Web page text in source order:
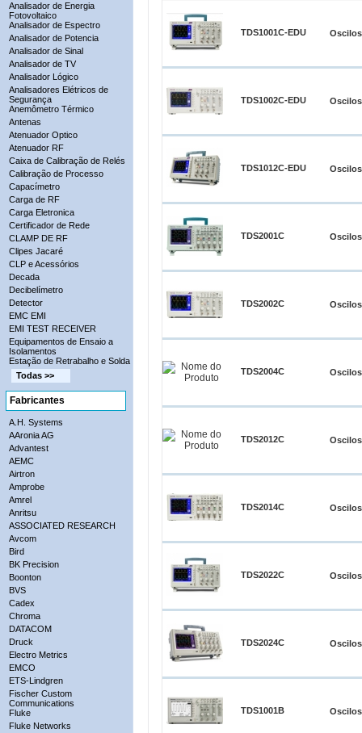
Analisador de Energia
Fotovoltaico
Analisador de Espectro
Analisador de Potencia
Analisador de Sinal
Analisador de TV
Analisador Lógico
Analisadores Elétricos de
Segurança
Anemômetro Térmico
Antenas
Atenuador Optico
Atenuador RF
Caixa de Calibração de Relés
Calibração de Processo
Capacímetro
Carga de RF
Carga Eletronica
Certificador de Rede
CLAMP DE RF
Clipes Jacaré
CLP e Acessórios
Decada
Decibelímetro
Detector
EMC EMI
EMI TEST RECEIVER
Equipamentos de Ensaio a
Isolamentos
Estação de Retrabalho e Solda
Todas >>
Fabricantes
A.H. Systems
AAronia AG
Advantest
AEMC
Airtron
Amprobe
Amrel
Anritsu
ASSOCIATED RESEARCH
Avcom
Bird
BK Precision
Boonton
BVS
Cadex
Chroma
DATACOM
Druck
Electro Metrics
EMCO
ETS-Lindgren
Fischer Custom
Communications
Fluke
Fluke Networks
TDS1001C-EDU
TDS1002C-EDU
TDS1012C-EDU
TDS2001C
TDS2002C
TDS2004C
TDS2012C
TDS2014C
TDS2022C
TDS2024C
TDS1001B